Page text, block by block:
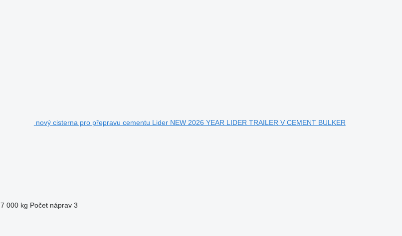
nový cisterna pro přepravu cementu Lider NEW 2026 YEAR LIDER TRAILER V CEMENT BULKER
7 000 kg Počet náprav 3